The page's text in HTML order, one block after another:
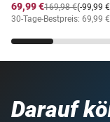
69,99 €
(-99,99
169,98 €
30-Tage-Bestpreis: 69,99 €
Darauf